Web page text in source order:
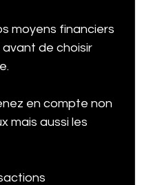
moyens financiers
de choisir
en compte non
mais aussi les